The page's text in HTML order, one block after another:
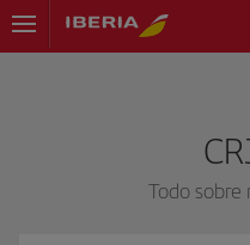
Todo sobre